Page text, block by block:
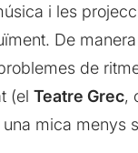
i les
De
de
(el Teatre Grec,
mica menys